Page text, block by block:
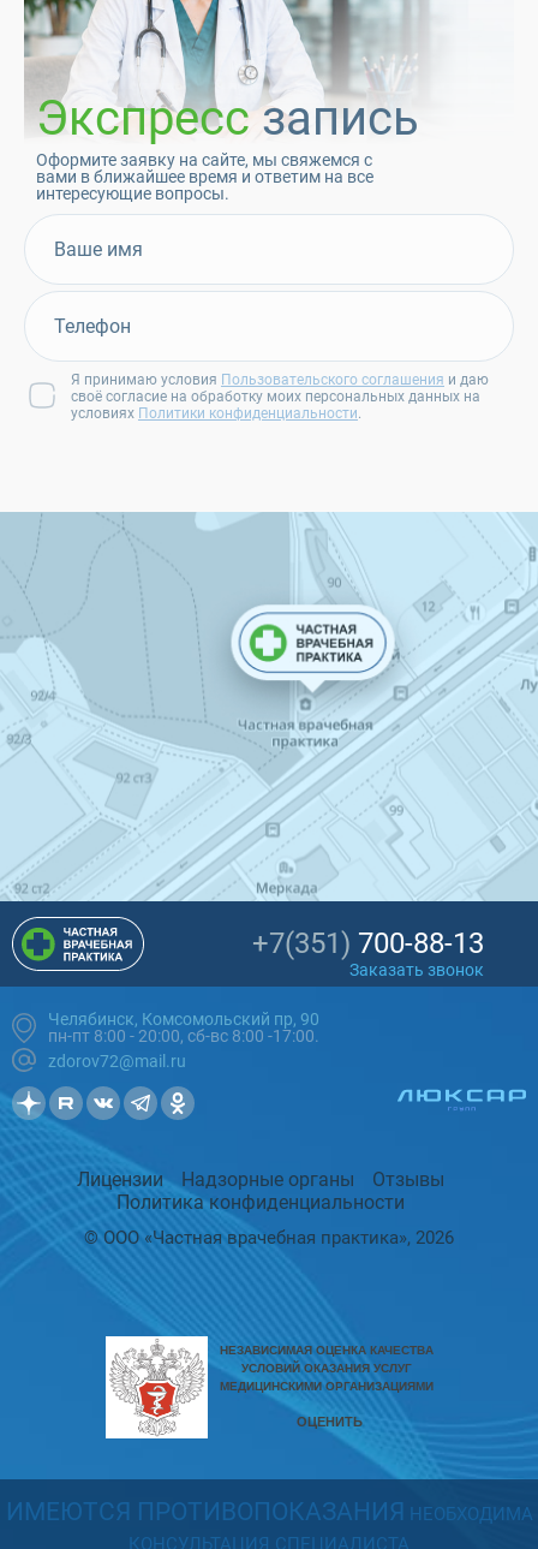
Экспрессзапись
Оформите заявку на сайте, мы свяжемся с
вами в ближайшее время и ответим на все
интересующие вопросы.
Я принимаю условия Пользовательского соглашения и даю
своё согласие на обработку моих персональных данных на
условиях Политики конфиденциальности.
+7(351) 700-88-13
Заказать звонок
Челябинск, Комсомольский пр, 90
пн-пт 8:00 - 20:00, сб-вс 8:00 -17:00.
zdorov72@mail.ru
Лицензии Надзорные органы
Отзывы
Политика конфиденциальности
© ООО «Частная врачебная практика», 2026
ИМЕЮТСЯ ПРОТИВОПОКАЗАНИЯ НЕОБХОДИМА
КОНСУЛЬТАЦИЯ СПЕЦИАЛИСТА